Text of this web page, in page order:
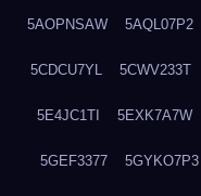
5AOPNSAW 5AQL07P2
5CDCU7YL 5CWV233T
5E4JC1TI 5EXK7A7W
5GEF3377 5GYKO7P3